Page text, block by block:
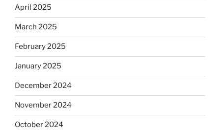
April 2025
March 2025
February 2025
January 2025
December 2024
November 2024
October 2024